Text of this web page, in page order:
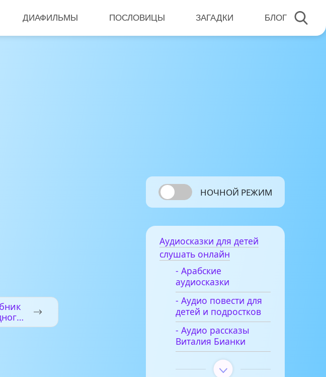
ДИАФИЛЬМЫ ПОСЛОВИЦЫ ЗАГАДКИ БЛОГ
НОЧНОЙ РЕЖИМ
Аудиосказки для детей
слушать онлайн
- Арабские
аудиосказки
- Аудио повести для
детей и подростков
- Аудио рассказы
Виталия Бианки